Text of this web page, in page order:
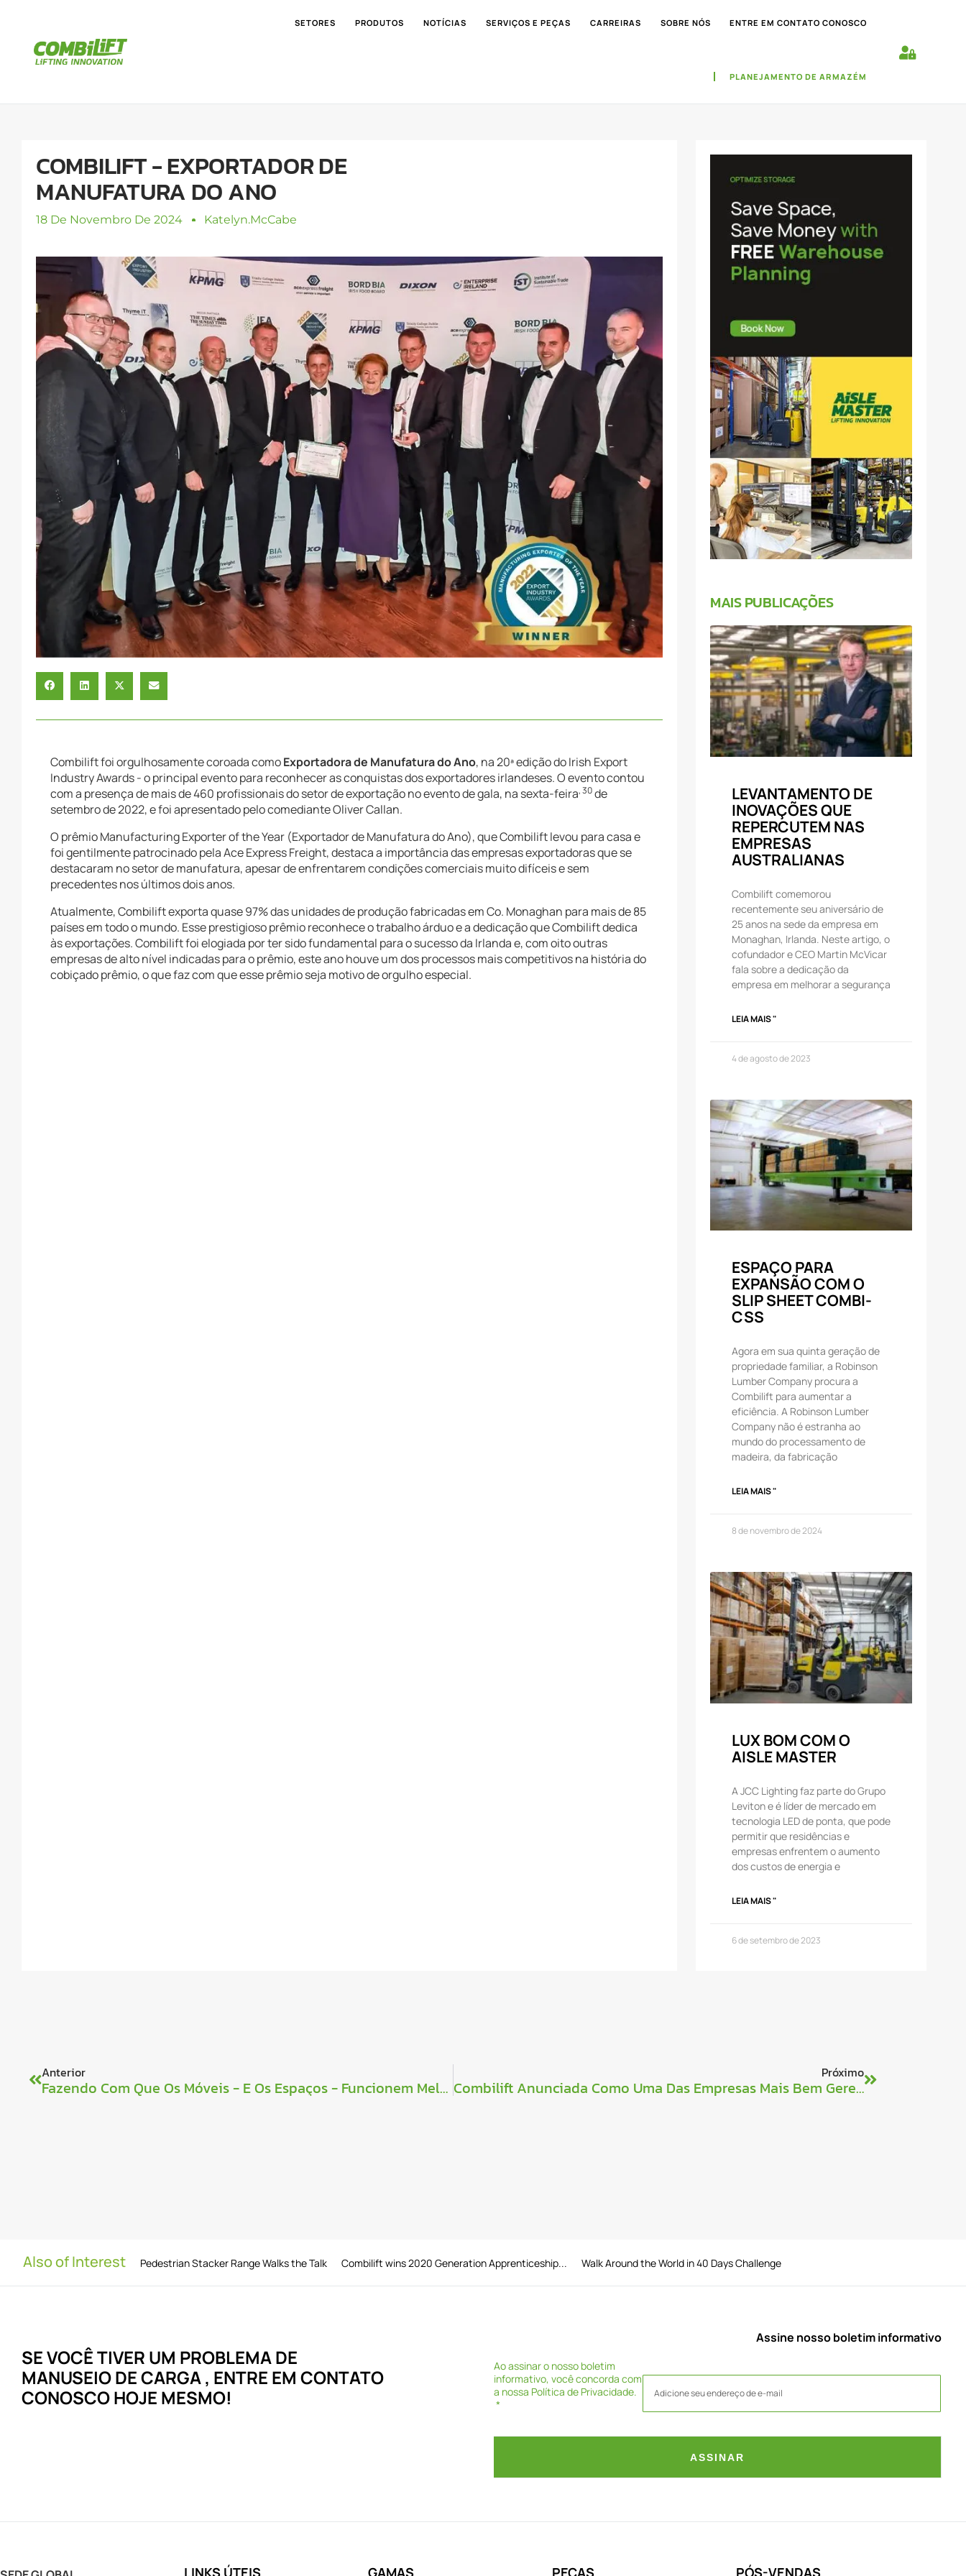
SETORES PRODUTOS NOTÍCIAS SERVIÇOS E PEÇAS CARREIRAS SOBRE NÓS ENTRE EM CONTATO CONOSCO
PLANEJAMENTO DE ARMAZÉM
COMBILIFT - EXPORTADOR DE
MANUFATURA DO ANO
18 De Novembro De 2024 Katelyn.mcCabe
Combilift foi orgulhosamente coroada comoExportadora de Manufatura do Ano, na 20ª edição do Irish Export
Industry Awards - o principal evento para reconhecer as conquistas dos exportadores irlandeses. O evento contou
com a presença de mais de 460 profissionais do setor de exportação no evento de gala, na sexta-feira, 30de
setembro de 2022, e foi apresentado pelo comediante Oliver Callan.
O prêmio Manufacturing Exporter of the Year (Exportador de Manufatura do Ano), que Combilift levou para casa e
foi gentilmente patrocinado pela Ace Express Freight, destaca a importância das empresas exportadoras que se
destacaram no setor de manufatura, apesar de enfrentarem condições comerciais muito difíceis e sem
precedentes nos últimos dois anos.
Atualmente, Combilift exporta quase 97% das unidades de produção fabricadas em Co. Monaghan para mais de 85
países em todo o mundo. Esse prestigioso prêmio reconhece o trabalho árduo e a dedicação que Combilift dedica
às exportações. Combilift foi elogiada por ter sido fundamental para o sucesso da Irlanda e, com oito outras
empresas de alto nível indicadas para o prêmio, este ano houve um dos processos mais competitivos na história do
cobiçado prêmio, o que faz com que esse prêmio seja motivo de orgulho especial.
MAIS PUBLICAÇÕES
LEVANTAMENTO DE
INOVAÇÕES QUE
REPERCUTEM NAS
EMPRESAS
AUSTRALIANAS
Combilift comemorou
recentemente seu aniversário de
25 anos na sede da empresa em
Monaghan, Irlanda. Neste artigo, o
cofundador e CEO Martin McVicar
fala sobre a dedicação da
empresa em melhorar a segurança
LEIA MAIS "
4 de agosto de 2023
ESPAÇO PARA
EXPANSÃO COM O
SLIP SHEET COMBI-
CSS
Agora em sua quinta geração de
propriedade familiar, a Robinson
Lumber Company procura a
Combilift para aumentar a
eficiência. A Robinson Lumber
Company não é estranha ao
mundo do processamento de
madeira, da fabricação
LEIA MAIS "
8 de novembro de 2024
LUX BOM COM O
AISLE MASTER
A JCC Lighting faz parte do Grupo
Leviton e é líder de mercado em
tecnologia LED de ponta, que pode
permitir que residências e
empresas enfrentem o aumento
dos custos de energia e
LEIA MAIS "
6 de setembro de 2023
Anterior
Fazendo Com Que Os Móveis - E Os Espaços - Funcionem Melhor
Próximo
Combilift Anunciada Como Uma Das Empresas Mais Bem Gerenciadas Da Irlanda Em 2022
Also of Interest Pedestrian Stacker Range Walks the Talk Combilift wins 2020 Generation Apprenticeship... Walk Around the World in 40 Days Challenge
SE VOCÊ TIVER UM PROBLEMADE
MANUSEIO DE CARGA, ENTRE EM CONTATO
CONOSCO HOJE MESMO!
Assine nosso boletim informativo
Ao assinar o nosso boletim
informativo, você concorda com
a nossa Política de Privacidade.
ASSINAR